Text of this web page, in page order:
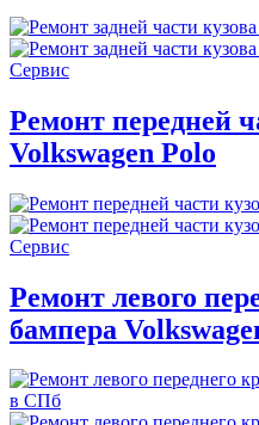
Ремонт передней
Volkswagen Polo
Ремонт левого
бампера